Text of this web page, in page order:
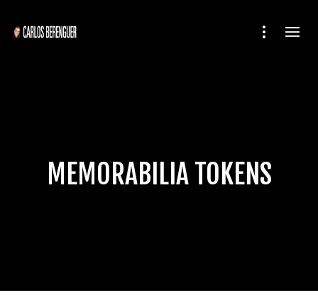
MEMORABILIA TOKENS